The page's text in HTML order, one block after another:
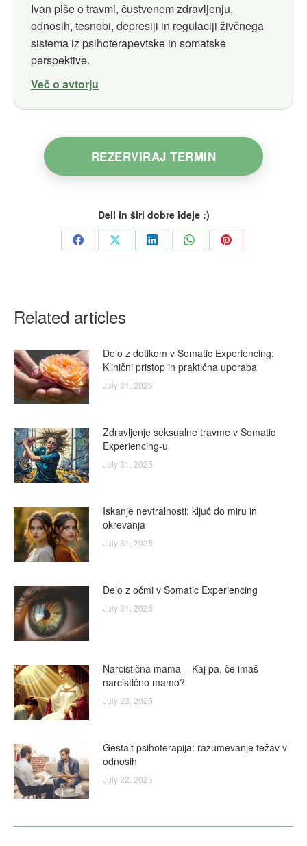
Ivan piše o travmi, čustvenem zdravljenju,
odnosih, tesnobi, depresiji in regulaciji živčnega
sistema iz psihoterapevtske in somatske
perspektive.
Več o avtorju
REZERVIRAJ TERMIN
Deli in širi dobre ideje :)
Share Share Share Share Share
Related articles
Delo z dotikom v Somatic Experiencing:
Klinični pristop in praktična uporaba
July 31, 2025
Zdravljenje seksualne travme v Somatic
Experiencing-u
July 31, 2025
Iskanje nevtralnosti: ključ do miru in
okrevanja
July 31, 2025
Delo z očmi v Somatic Experiencing
July 31, 2025
Narcistična mama – Kaj pa, če imaš
narcistično mamo?
July 23, 2025
Gestalt psihoterapija: razumevanje težav v
odnosih
July 22, 2025